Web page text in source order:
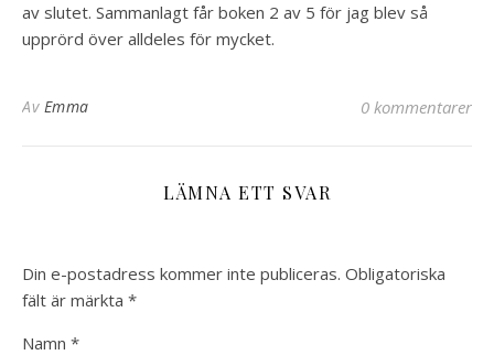
av slutet. Sammanlagt får boken 2 av 5 för jag blev så
upprörd över alldeles för mycket.
Av Emma 0 kommentarer
LÄMNA ETT SVAR
Din e-postadress kommer inte publiceras. Obligatoriska
fält är märkta *
Namn *